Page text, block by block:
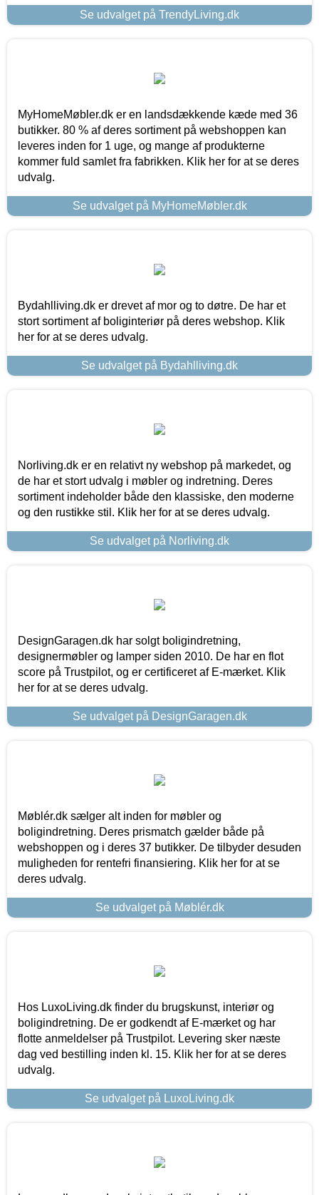
Se udvalget på TrendyLiving.dk
MyHomeMøbler.dk er en landsdækkende kæde med 36
butikker. 80 % af deres sortiment på webshoppen kan
leveres inden for 1 uge, og mange af produkterne
kommer fuld samlet fra fabrikken. Klik her for at se deres
udvalg.
Se udvalget på MyHomeMøbler.dk
Bydahlliving.dk er drevet af mor og to døtre. De har et
stort sortiment af boliginteriør på deres webshop. Klik
her for at se deres udvalg.
Se udvalget på Bydahlliving.dk
Norliving.dk er en relativt ny webshop på markedet, og
de har et stort udvalg i møbler og indretning. Deres
sortiment indeholder både den klassiske, den moderne
og den rustikke stil. Klik her for at se deres udvalg.
Se udvalget på Norliving.dk
DesignGaragen.dk har solgt boligindretning,
designermøbler og lamper siden 2010. De har en flot
score på Trustpilot, og er certificeret af E-mærket. Klik
her for at se deres udvalg.
Se udvalget på DesignGaragen.dk
Møblér.dk sælger alt inden for møbler og
boligindretning. Deres prismatch gælder både på
webshoppen og i deres 37 butikker. De tilbyder desuden
muligheden for rentefri finansiering. Klik her for at se
deres udvalg.
Se udvalget på Møblér.dk
Hos LuxoLiving.dk finder du brugskunst, interiør og
boligindretning. De er godkendt af E-mærket og har
flotte anmeldelser på Trustpilot. Levering sker næste
dag ved bestilling inden kl. 15. Klik her for at se deres
udvalg.
Se udvalget på LuxoLiving.dk